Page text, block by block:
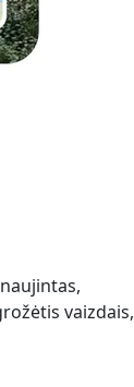
vaizdais,